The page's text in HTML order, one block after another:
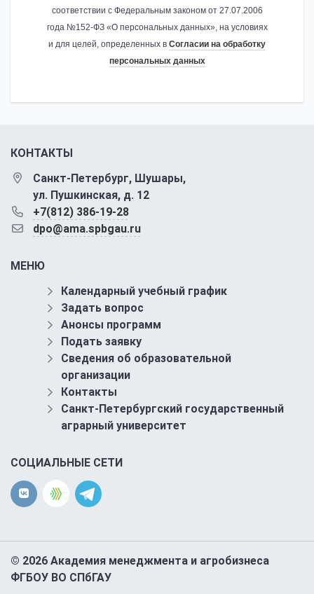
соответствии с Федеральным законом от 27.07.2006
года №152-ФЗ «О персональных данных», на условиях
и для целей, определенных в Согласии на обработку
персональных данных
КОНТАКТЫ
Санкт-Петербург, Шушары,
ул. Пушкинская, д. 12
+7(812) 386-19-28
dpo@ama.spbgau.ru
МЕНЮ
Календарный учебный график
Задать вопрос
Анонсы программ
Подать заявку
Сведения об образовательной
организации
Контакты
Санкт-Петербургский государственный
аграрный университет
СОЦИАЛЬНЫЕ СЕТИ
© 2026 Академия менеджмента и агробизнеса
ФГБОУ ВО СПбГАУ